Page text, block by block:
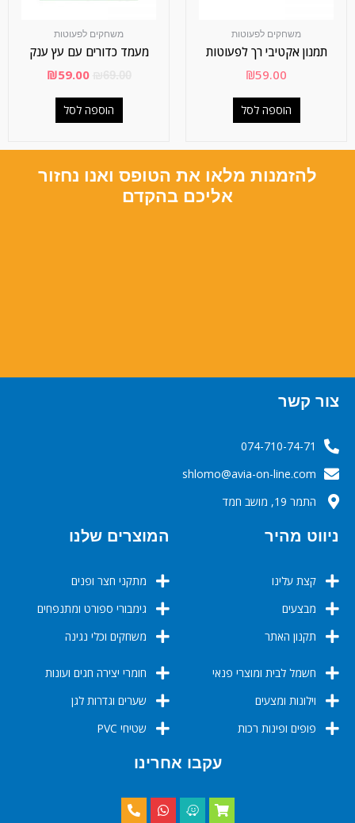
משחקים לפעוטות
מעמד כדורים עם עץ ענק
₪59.00
הוספה לסל
משחקים לפעוטות
תמנון אקטיבי רך לפעוטות
₪59.00
הוספה לסל
להזמנות מלאו את הטופס ואנו נחזור
אליכם בהקדם
צור קשר
074-710-74-71
‬‬‬shlomo@avia-on-line.com‬
התמר 19, מושב חמד
ניווט מהיר
קצת עלינו
מבצעים
תקנון האתר
המוצרים שלנו
מתקני חצר ופנים
גימבורי ספורט ומתנפחים
משחקים וכלי נגינה
חשמל לבית ומוצרי פנאי
וילונות ומצעים
פופים ופינות רכות
חומרי יצירה חגים ועונות
שערים וגדרות לגן
שטיחי PVC
עקבו אחרינו